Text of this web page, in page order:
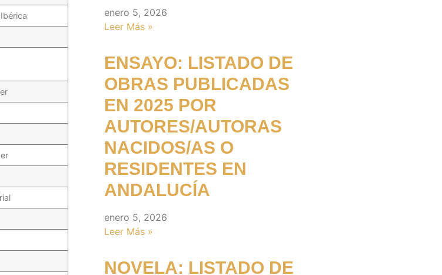
enero 5, 2026
Leer Más »
ENSAYO: LISTADO DE
OBRAS PUBLICADAS
EN 2025 POR
AUTORES/AUTORAS
NACIDOS/AS O
RESIDENTES EN
ANDALUCÍA
enero 5, 2026
Leer Más »
NOVELA: LISTADO DE